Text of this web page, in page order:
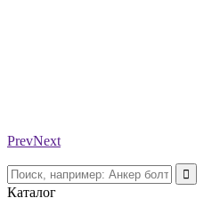
PrevNext
Каталог